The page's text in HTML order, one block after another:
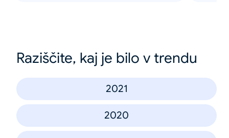
Raziščite, kaj je bilo v trendu
2021
2020